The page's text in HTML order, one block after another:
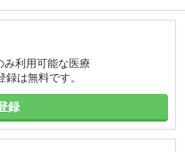
み利用可能な医療
は無料です。
録